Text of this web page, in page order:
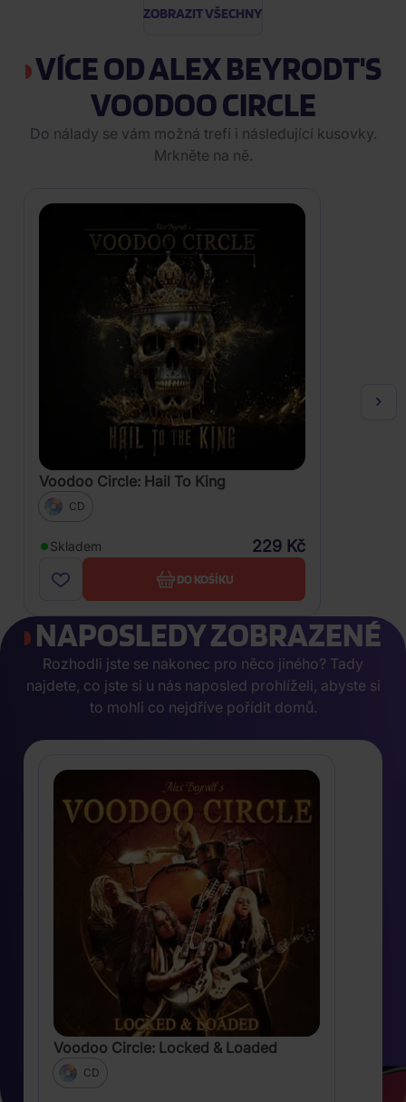
ZOBRAZIT VŠECHNY
VÍCE OD ALEX BEYRODT'S
VOODOO CIRCLE
Do nálady se vám možná trefí i následující kusovky.
Mrkněte na ně.
Voodoo Circle: Hail To King
CD
Skladem 229 Kč
DO KOŠÍKU
NAPOSLEDY ZOBRAZENÉ
Rozhodli jste se nakonec pro něco jiného? Tady
najdete, co jste si u nás naposled prohlíželi, abyste si
to mohli co nejdříve pořídit domů.
Voodoo Circle: Locked & Loaded
CD